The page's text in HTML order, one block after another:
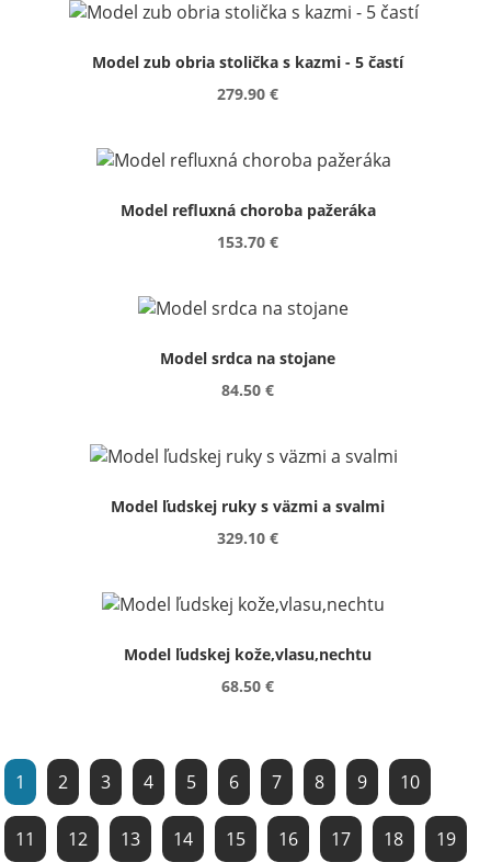
Model zub obria stolička s kazmi - 5 častí
279.90 €
Model refluxná choroba pažeráka
153.70 €
Model srdca na stojane
84.50 €
Model ľudskej ruky s väzmi a svalmi
329.10 €
Model ľudskej kože,vlasu,nechtu
68.50 €
1 2 3 4 5 6 7 8 9 10
11 12 13 14 15 16 17 18 19